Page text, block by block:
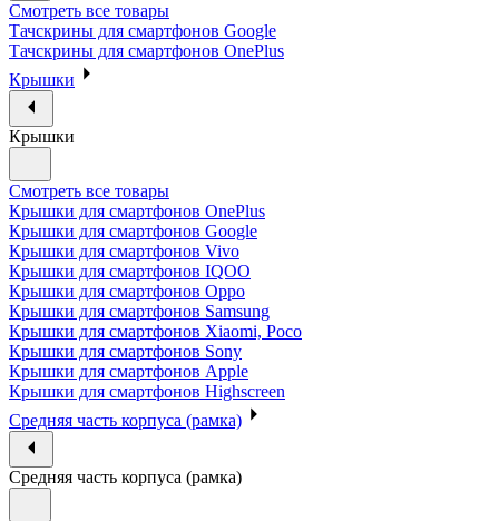
Смотреть все товары
Тачскрины для смартфонов Google
Тачскрины для смартфонов OnePlus
Крышки
Крышки
Смотреть все товары
Крышки для смартфонов OnePlus
Крышки для смартфонов Google
Крышки для смартфонов Vivo
Крышки для смартфонов IQOO
Крышки для смартфонов Oppo
Крышки для смартфонов Samsung
Крышки для смартфонов Xiaomi, Poco
Крышки для смартфонов Sony
Крышки для смартфонов Apple
Крышки для смартфонов Highscreen
Средняя часть корпуса (рамка)
Средняя часть корпуса (рамка)